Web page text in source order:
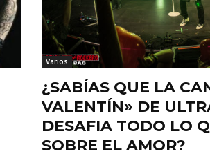
Varios
¿SABÍAS QUE LA
VALENTÍN» DE
DESAFIA TODO LO
SOBRE EL AMOR?